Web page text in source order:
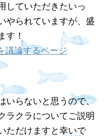
していただきたいっ
やられていますが、盛
す！
議論するページ
いらないと思うので、
ラクラについてご説明
ただけますと幸いで